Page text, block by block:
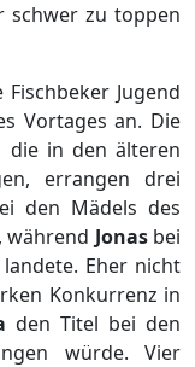
schwer zu toppen
Jugend
Vortages an. Die
die in den älteren
errangen drei
den Mädels des
, während Jonasbei
Eher nicht
Konkurrenz in
den Titel bei den
würde. Vier